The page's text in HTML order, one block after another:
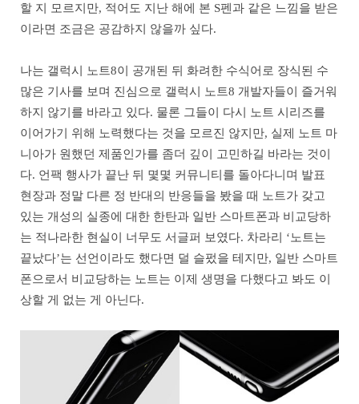
할 지 모르지만, 적어도 지난 해에 본 S펜과 같은 느낌을 받은
이라면 조금은 공감하지 않을까 싶다.
나는 갤럭시 노트8이 공개된 뒤 화려한 수식어로 장식된 수
많은 기사를 보며 진심으로 갤럭시 노트8 개발자들이 즐거워
하지 않기를 바라고 있다. 물론 그들이 다시 노트 시리즈를
이어가기 위해 노력했다는 것을 모르진 않지만, 실제 노트 마
니아가 원했던 제품인가를 좀더 깊이 고민하길 바라는 것이
다. 언팩 행사가 끝난 뒤 몇몇 커뮤니티를 돌아다니며 발표
현장과 정말 다른 정 반대의 반응들을 봤을 때 노트가 갖고
있는 개성의 실종에 대한 한탄과 일반 스마트폰과 비교당하
는 적나라한 현실이 너무도 서글퍼 보였다. 차라리 ‘노트는
끝났다’는 선언이라도 했다면 덜 슬펐을 테지만, 일반 스마트
폰으로서 비교당하는 노트는 이제 생명을 다했다고 봐도 이
상할 게 없는 게 아닌다.